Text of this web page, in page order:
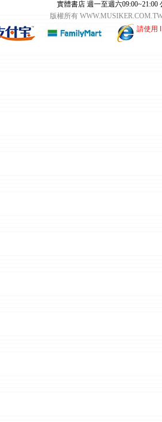
實體書店 週一至週六09:00~21:00
版權所有
請使用